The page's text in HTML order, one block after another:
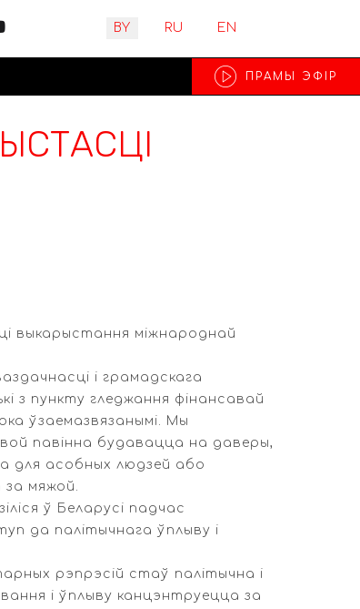
Выберите язык
BY RU EN
ПРАМЫ ЭФIР
выкарыстання міжнароднай
і грамадскага
з пункту гледжання фінансавай
ўзаемазвязанымі. Мы
павінна будавацца на даверы,
для асобных людзей або
мяжой.
ў Беларусі падчас
да палітычнага ўплыву і
рэпрэсій стаў палітычна і
і ўплыву канцэнтруецца за